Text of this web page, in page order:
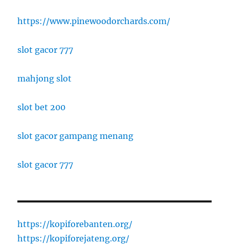
https://www.pinewoodorchards.com/
slot gacor 777
mahjong slot
slot bet 200
slot gacor gampang menang
slot gacor 777
https://kopiforebanten.org/
https://kopiforejateng.org/